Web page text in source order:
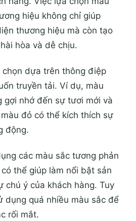
hiệu không chỉ giúp
thương hiệu mà còn tạo
hòa và dễ chịu.
chọn dựa trên thông điệp
truyền tải. Ví dụ, màu
gợi nhớ đến sự tươi mới và
đỏ có thể kích thích sự
động.
các màu sắc tương phản
thể giúp làm nổi bật sản
chú ý của khách hàng. Tuy
dụng quá nhiều màu sắc để
rối mắt.